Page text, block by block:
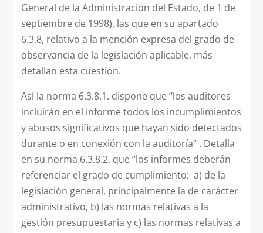
General de la Administración del Estado, de 1 de
septiembre de 1998), las que en su apartado
6.3.8, relativo a la mención expresa del grado de
observancia de la legislación aplicable, más
detallan esta cuestión.
Así la norma 6.3.8.1. dispone que “los auditores
incluirán en el informe todos los incumplimientos
y abusos significativos que hayan sido detectados
durante o en conexión con la auditoría” . Detalla
en su norma 6.3.8.2. que “los informes deberán
referenciar el grado de cumplimiento: a) de la
legislación general, principalmente la de carácter
administrativo, b) las normas relativas a la
gestión presupuestaria y c) las normas relativas a